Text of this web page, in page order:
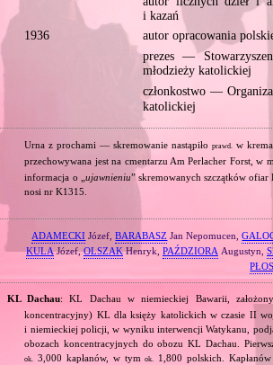
i kazań
1936
autor opracowania
prezes —
młodzieży katolickiej
członkostwo —
katolickiej
Urna z prochami — skremowanie nastąpiłoprawd. w
przechowywana jest na cmentarzu Am Perlacher Forst, w
informacja o „ ujawnieniu” skremowanych szczątków ofiar
nosi nr K1315.
ADAMECKI Józef,BARABASZ Jan Nepomucen,
KULAJózef,OLSZAKHenryk, PAŹDZIORA Augustyn,
KL Dachau: KL Dachau w niemieckiej Bawarii,
koncentracyjny) KL dla księży katolickich w czasie II
i niemieckiej policji, w wyniku interwencji Watykanu,
obozach koncentracyjnych do obozu KL Dachau.
ok. 3,000 kapłanów, w tymok.
1,800 polskich.